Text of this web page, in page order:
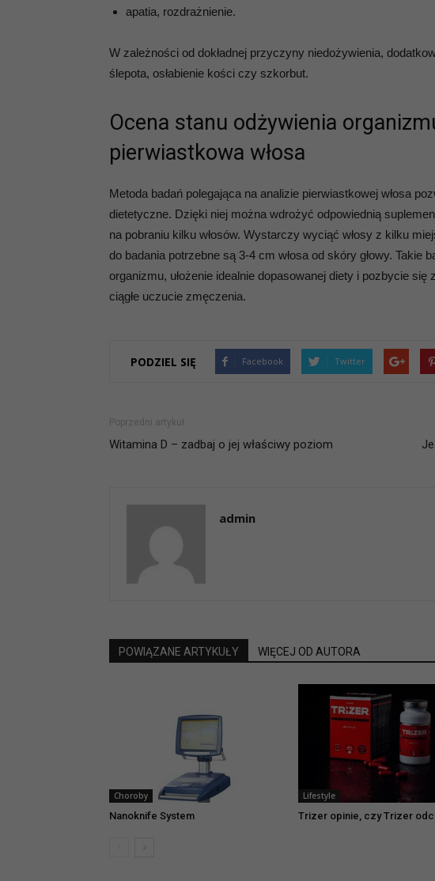
apatia, rozdrażnienie.
W zależności od dokładnej przyczyny niedożywienia,
ślepota, osłabienie kości czy szkorbut.
Ocena stanu odżywienia
pierwiastkowa włosa
Metoda badań polegająca na analizie pierwiastkowej włosa
dietetyczne. Dzięki niej można wdrożyć odpowiednią
na pobraniu kilku włosów. Wystarczy wyciąć włosy z kilku
do badania potrzebne są 3-4 cm włosa od skóry głowy. Takie
organizmu, ułożenie idealnie dopasowanej diety i pozbycie
ciągłe uczucie zmęczenia.
PODZIEL SIĘ Facebook Twitter
Poprzedni artykuł
Witamina D – zadbaj o jej właściwy poziom
admin
POWIĄZANE ARTYKUŁY WIĘCEJ OD AUTORA
Choroby
Nanoknife System
Lifestyle
Trizer opinie, czy Trizer